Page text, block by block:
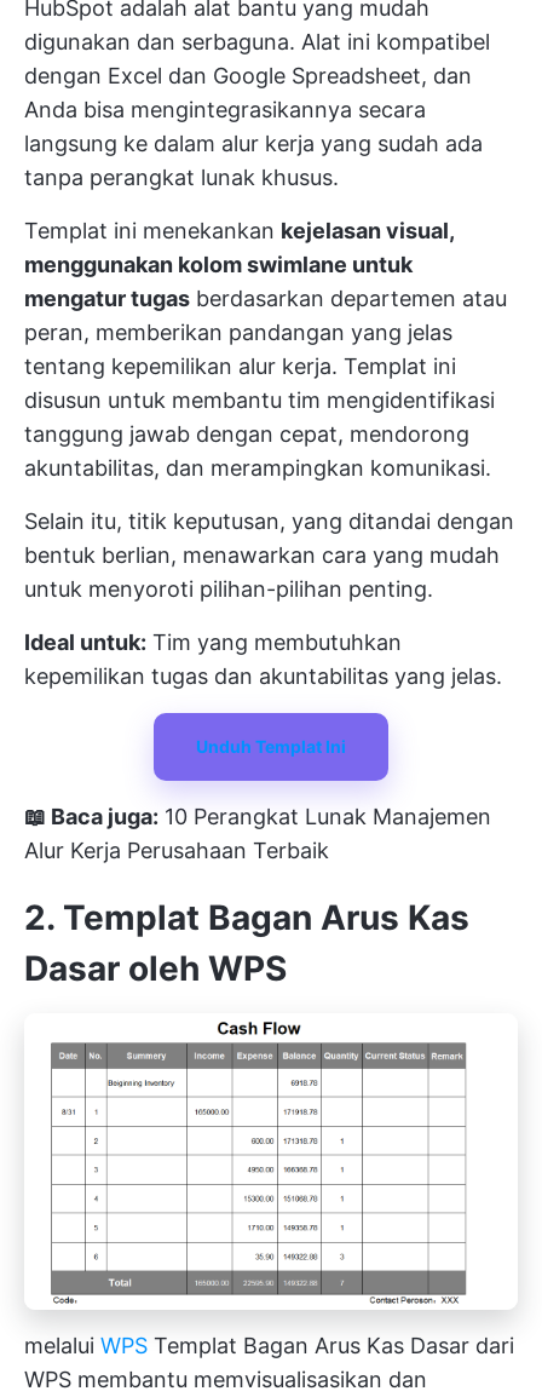
HubSpot adalah alat bantu yang mudah
digunakan dan serbaguna. Alat ini kompatibel
dengan Excel dan Google Spreadsheet, dan
Anda bisa mengintegrasikannya secara
langsung ke dalam alur kerja yang sudah ada
tanpa perangkat lunak khusus.
Templat ini menekankan kejelasan visual,
menggunakan kolom swimlane untuk
mengatur tugas berdasarkan departemen atau
peran, memberikan pandangan yang jelas
tentang kepemilikan alur kerja. Templat ini
disusun untuk membantu tim mengidentifikasi
tanggung jawab dengan cepat, mendorong
akuntabilitas, dan merampingkan komunikasi.
Selain itu, titik keputusan, yang ditandai dengan
bentuk berlian, menawarkan cara yang mudah
untuk menyoroti pilihan-pilihan penting.
Ideal untuk: Tim yang membutuhkan
kepemilikan tugas dan akuntabilitas yang jelas.
Unduh Templat Ini
📖 Baca juga: 10 Perangkat Lunak Manajemen
Alur Kerja Perusahaan Terbaik
2. Templat Bagan Arus Kas
Dasar oleh WPS
melalui WPS Templat Bagan Arus Kas Dasar dari
WPS membantu memvisualisasikan dan